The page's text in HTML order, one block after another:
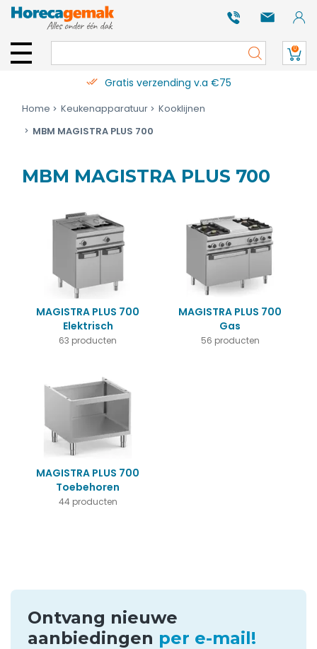
0
Gratis verzending v.a €75
Home Keukenapparatuur
Kooklijnen
MBM MAGISTRA PLUS 700
MBM MAGISTRA PLUS 700
MAGISTRA PLUS 700
Elektrisch
63 producten
MAGISTRA PLUS 700
Gas
56 producten
MAGISTRA PLUS 700
Toebehoren
44 producten
Ontvang nieuwe
aanbiedingen per e-mail!